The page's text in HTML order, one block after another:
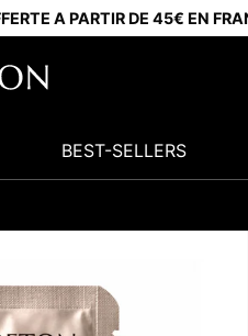
A PARTIR DE 45€ EN
BEST-SELLERS